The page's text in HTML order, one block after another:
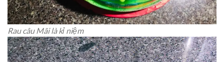
Rau câu Mãi là kỉ niệm